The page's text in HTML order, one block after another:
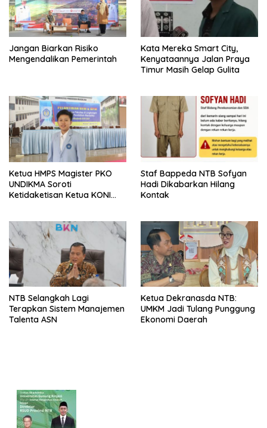
Jangan Biarkan Risiko
Mengendalikan Pemerintah
Kata Mereka Smart City,
Kenyataannya Jalan Praya
Timur Masih Gelap Gulita
Ketua HMPS Magister PKO
UNDIKMA Soroti
Ketidaketisan Ketua KONI
Arena Kepentingan Sesaat
Staf Bappeda NTB Sofyan
Hadi Dikabarkan Hilang
Kontak
NTB Selangkah Lagi
Terapkan Sistem Manajemen
Talenta ASN
Ketua Dekranasda NTB:
UMKM Jadi Tulang Punggung
Ekonomi Daerah